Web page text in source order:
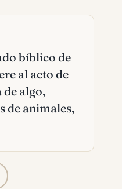
bíblico de
al acto de
algo,
de animales,